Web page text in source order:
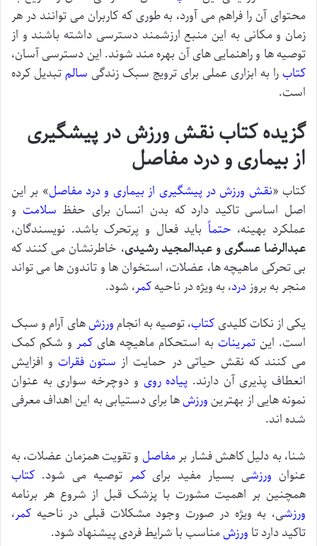
محتوای آن را فراهم می آورد، به طوری که کاربران می توانند در هر
زمان و مکانی به این منبع ارزشمند دسترسی داشته باشند و از
توصیه ها و راهنمایی های آن بهره مند شوند. این دسترسی آسان،
کتابرا به ابزاری عملی برای ترویج سبک زندگی سالمتبدیل کرده
است.
گزیده کتاب نقش ورزش در پیشگیری
از بیماری و درد مفاصل
کتاب «نقش ورزش در پیشگیری از بیماری و درد مفاصل» بر این
اصل اساسی تاکید دارد که بدن انسان برای حفظ سلامت و
عملکرد بهینه، حتماًباید فعال و پرتحرک باشد. نویسندگان،
عبدالرضا عسگری و عبدالمجید رشیدی، خاطرنشان می کنند که
بی تحرکی ماهیچه ها، عضلات، استخوان ها و تاندون ها می تواند
منجر به بروز درد، به ویژه در ناحیهکمر، شود.
یکی از نکات کلیدی کتاب، توصیه به انجامورزشهای آرام و سبک
است. این تمرینات به استحکام ماهیچه های کمر و شکم کمک
می کنند که نقش حیاتی در حمایت از ستون فقراتو افزایش
انعطاف پذیری آن دارند. پیاده روی و دوچرخه سواری به عنوان
نمونه هایی از بهترین ورزشها برای دستیابی به این اهداف معرفی
شده اند.
شنا، به دلیل کاهش فشار برمفاصل و تقویت همزمان عضلات، به
عنوان ورزشی بسیار مفید برایکمر توصیه می شود. کتاب
همچنین بر اهمیت مشورت با پزشک قبل از شروع هر برنامه
ورزشی، به ویژه در صورت وجود مشکلات قبلی در ناحیه کمر،
تاکید دارد تا ورزشمناسب با شرایط فردی پیشنهاد شود.